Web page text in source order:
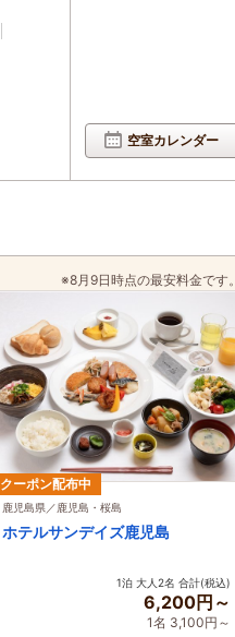
空室カレンダー
※8月9日時点の最安料金です。
クーポン配布中
鹿児島県／鹿児島・桜島
ホテルサンデイズ鹿児島
1泊 大人2名 合計(税込)
6,200円～
1名 3,100円～